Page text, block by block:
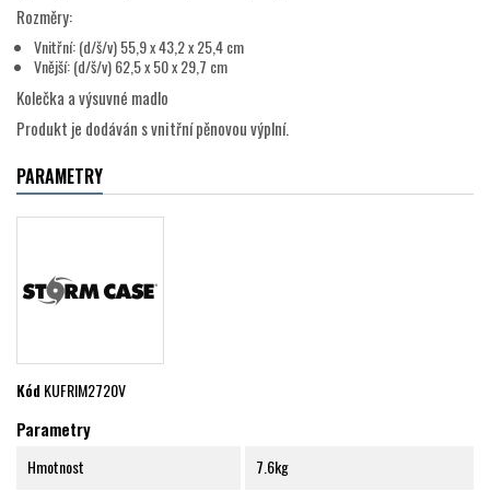
Rozměry:
Vnitřní: (d/š/v) 55,9 x 43,2 x 25,4 cm
Vnější: (d/š/v) 62,5 x 50 x 29,7 cm
Kolečka a výsuvné madlo
Produkt je dodáván s vnitřní pěnovou výplní.
PARAMETRY
KódKUFRIM2720V
Parametry
Hmotnost 7.6kg